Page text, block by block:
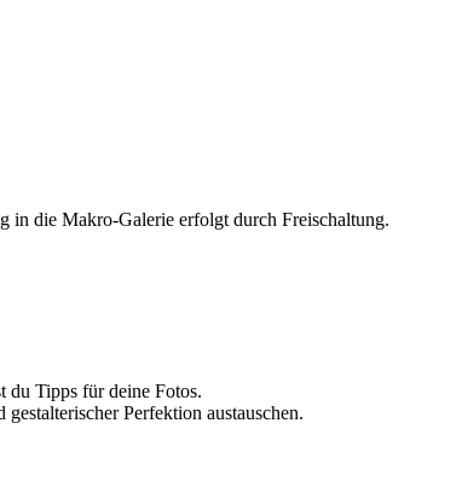
die Makro-Galerie erfolgt durch Freischaltung.
du Tipps für deine Fotos.
Perfektion austauschen.